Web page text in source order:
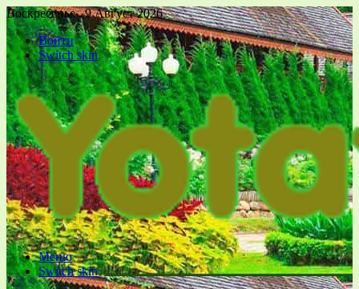
Воскресенье , 9 Август 2026
Войти
Switch skin
Меню
Switch skin